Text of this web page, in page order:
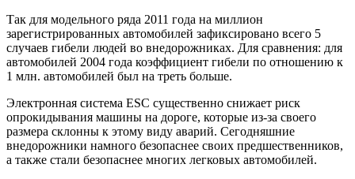
Так для модельного ряда 2011 года на миллион
зарегистрированных автомобилей зафиксировано всего 5
случаев гибели людей во внедорожниках. Для сравнения: для
автомобилей 2004 года коэффициент гибели по отношению к
1 млн. автомобилей был на треть больше.
Электронная система ESC существенно снижает риск
опрокидывания машины на дороге, которые из-за своего
размера склонны к этому виду аварий. Сегодняшние
внедорожники намного безопаснее своих предшественников,
а также стали безопаснее многих легковых автомобилей.